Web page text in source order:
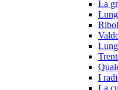
La
I
La